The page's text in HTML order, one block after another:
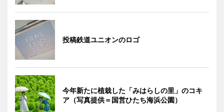
投稿鉄道ユニオンのロゴ
今年新たに植栽した「みはらしの里」のコキ
ア（写真提供＝国営ひたち海浜公園）